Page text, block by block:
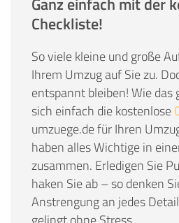
Checkliste!
So viele kleine und große
Ihrem Umzug auf Sie zu.
entspannt bleiben! Wie das
sich einfach die kostenlose
umzuege.de für Ihren
haben alles Wichtige in
zusammen. Erledigen Sie
haken Sie ab – so denken
Anstrengung an jedes